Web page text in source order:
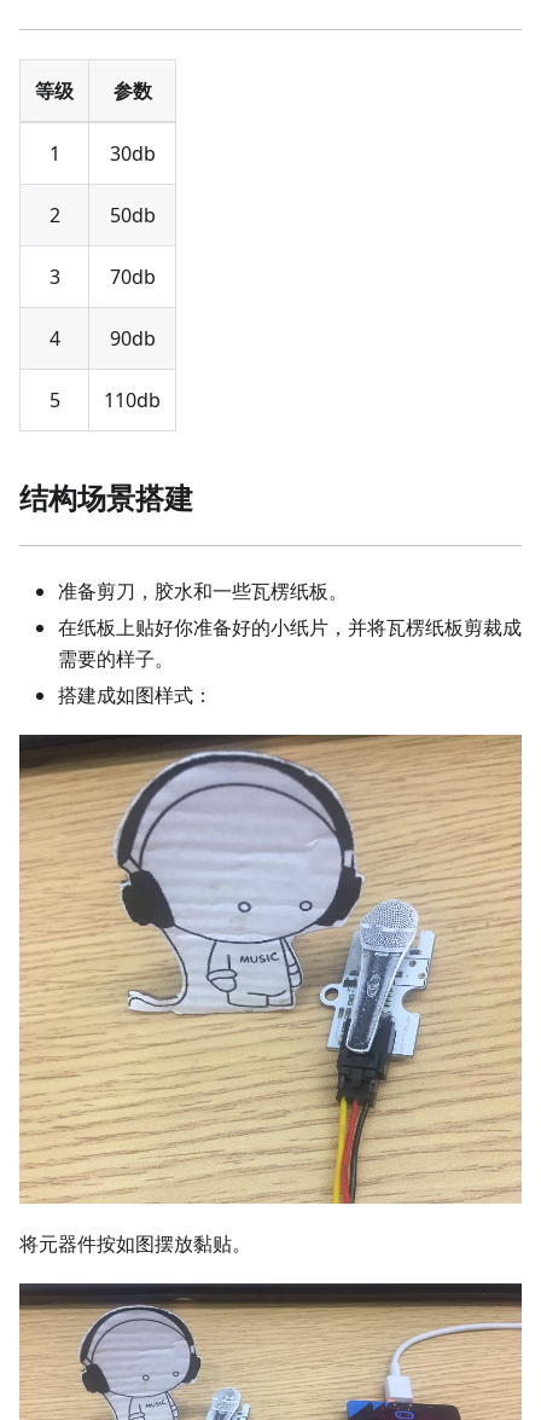
等级 参数
1 30db
2 50db
3 70db
4 90db
5 110db
结构场景搭建
准备剪刀，胶水和一些瓦楞纸板。
在纸板上贴好你准备好的小纸片，并将瓦楞纸板剪裁成
需要的样子。
搭建成如图样式：
将元器件按如图摆放黏贴。